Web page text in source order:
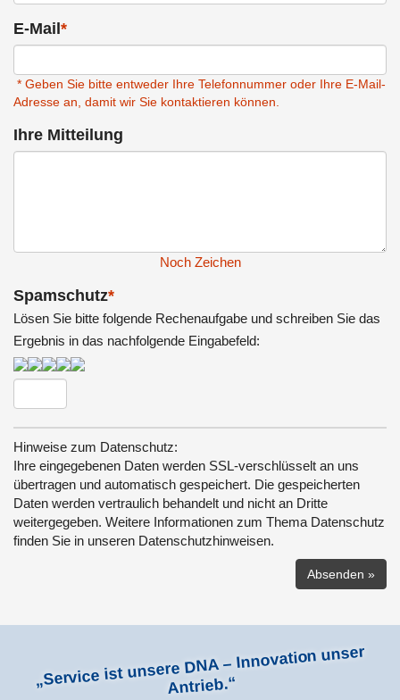
E-Mail *
* Geben Sie bitte entweder Ihre Telefonnummer oder Ihre E-Mail-
Adresse an, damit wir Sie kontaktieren können.
Ihre Mitteilung
Noch Zeichen
Spamschutz*
Lösen Sie bitte folgende Rechenaufgabe und schreiben Sie das
Ergebnis in das nachfolgende Eingabefeld:
Hinweise zum Datenschutz:
Ihre eingegebenen Daten werden SSL-verschlüsselt an uns
übertragen und automatisch gespeichert. Die gespeicherten
Daten werden vertraulich behandelt und nicht an Dritte
weitergegeben. Weitere Informationen zum Thema Datenschutz
finden Sie in unseren Datenschutzhinweisen.
„Service ist unsere DNA – Innovation unser
Antrieb.“